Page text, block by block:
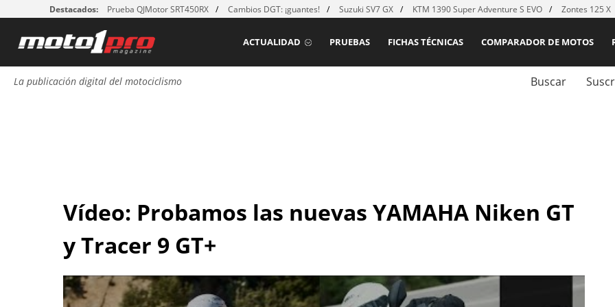
Destacados: Prueba QJMotor SRT450RX Cambios DGT: ¡guantes! Suzuki SV7 GX KTM 1390 Super Adventure S EVO Zontes 125 X
COMPARADOR DE MOTOS
FICHAS TÉCNICAS
PRUEBAS
ACTUALIDAD
La publicación digital del motociclismo Buscar
Vídeo: Probamos las nuevas YAMAHA Niken GT
y Tracer 9 GT+